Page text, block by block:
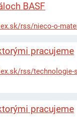
BASF
rss/nieco-o-
pracujeme
rss/technologie-
pracujeme